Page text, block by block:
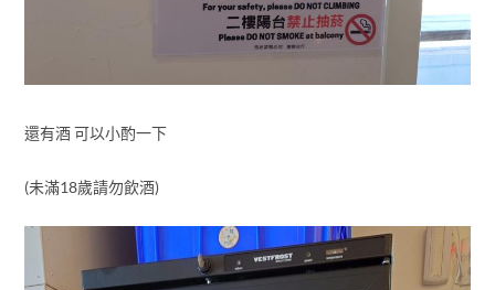
還有酒 可以小酌一下
(未滿18歲請勿飲酒)